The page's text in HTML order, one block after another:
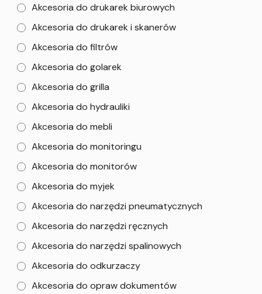
Akcesoria do drukarek biurowych
Akcesoria do drukarek i skanerów
Akcesoria do filtrów
Akcesoria do golarek
Akcesoria do grilla
Akcesoria do hydrauliki
Akcesoria do mebli
Akcesoria do monitoringu
Akcesoria do monitorów
Akcesoria do myjek
Akcesoria do narzędzi pneumatycznych
Akcesoria do narzędzi ręcznych
Akcesoria do narzędzi spalinowych
Akcesoria do odkurzaczy
Akcesoria do opraw dokumentów